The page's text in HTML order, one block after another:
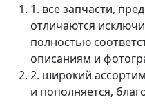
1. все запчасти,
отличаются
полностью
описаниям и
2. широкий
и пополняется,